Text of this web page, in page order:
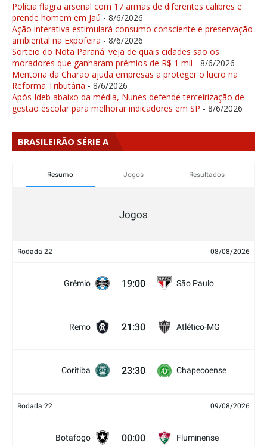
Polícia flagra arsenal com 17 armas de diferentes calibres e
prende homem em Jaú - 8/6/2026
Ação interativa estimulará consumo consciente e preservação
ambiental na Expofeira - 8/6/2026
Sorteio do Nota Paraná: veja de quais cidades são os
moradores que ganharam prêmios de R$ 1 mil - 8/6/2026
Mentoria da Charão ajuda empresas a proteger o lucro na
Reforma Tributária - 8/6/2026
Após Ideb abaixo da média, Nunes defende terceirização de
gestão escolar para melhorar indicadores em SP - 8/6/2026
BRASILEIRÃO SÉRIE A
Resumo Jogos Resultados
Jogos
Rodada 22 08/08/2026
Grêmio 19:00 São Paulo
Remo 21:30 Atlético-MG
Coritiba 23:30 Chapecoense
Rodada 22 09/08/2026
Botafogo 00:00 Fluminense